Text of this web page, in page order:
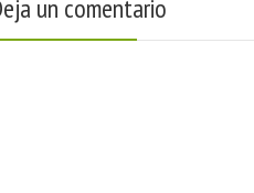
un comentario